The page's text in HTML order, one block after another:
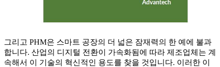
그리고 PHM은 스마트 공장의 더 넓은 잠재력의 한 예에 불과
합니다. 산업의 디지털 전환이 가속화됨에 따라 제조업체는 계
속해서 이 기술의 혁신적인 용도를 찾을 것입니다. 이러한 이